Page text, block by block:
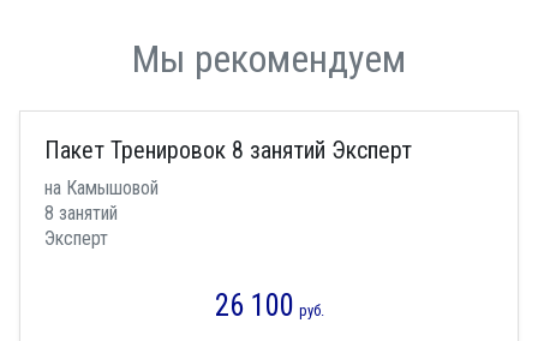
Мы рекомендуем
Пакет Тренировок 8 занятий Эксперт
на Камышовой
8 занятий
Эксперт
26 100 руб.